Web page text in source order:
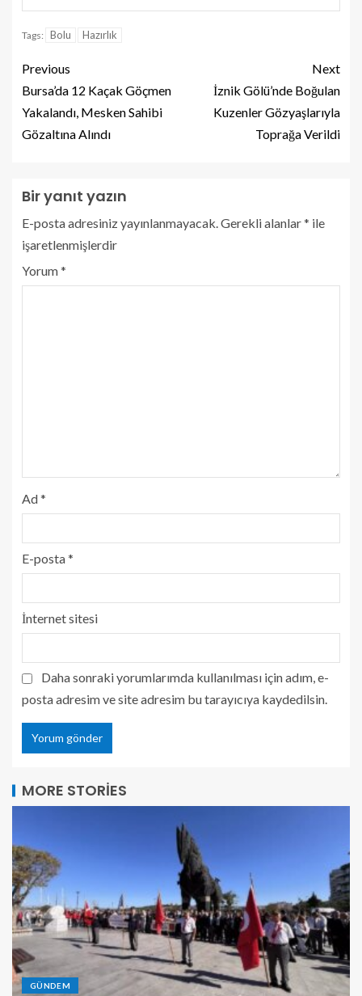
Tags: Bolu Hazırlık
Previous
Bursa’da 12 Kaçak Göçmen
Yakalandı, Mesken Sahibi
Gözaltına Alındı
Next
İznik Gölü’nde Boğulan
Kuzenler Gözyaşlarıyla
Toprağa Verildi
Bir yanıt yazın
E-posta adresiniz yayınlanmayacak.Gerekli alanlar* ile
işaretlenmişlerdir
Yorum*
Ad*
E-posta*
İnternet sitesi
Daha sonraki yorumlarımda kullanılması için adım, e-
posta adresim ve site adresim bu tarayıcıya kaydedilsin.
MORE STORIES
GÜNDEM